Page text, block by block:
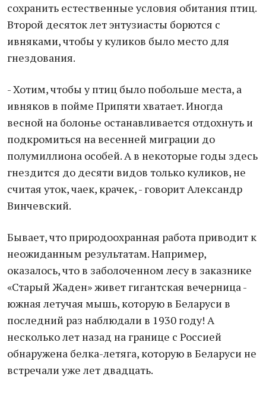
сохранить естественные условия обитания птиц.
Второй десяток лет энтузиасты борются с
ивняками, чтобы у куликов было место для
гнездования.
- Хотим, чтобы у птиц было побольше места, а
ивняков в пойме Припяти хватает. Иногда
весной на болонье останавливается отдохнуть и
подкромиться на весенней миграции до
полумиллиона особей. А в некоторые годы здесь
гнездится до десяти видов только куликов, не
считая уток, чаек, крачек, - говорит Александр
Винчевский.
Бывает, что природоохранная работа приводит к
неожиданным результатам. Например,
оказалось, что в заболоченном лесу в заказнике
«Старый Жаден» живет гигантская вечерница -
южная летучая мышь, которую в Беларуси в
последний раз наблюдали в 1930 году! А
несколько лет назад на границе с Россией
обнаружена белка-летяга, которую в Беларуси не
встречали уже лет двадцать.